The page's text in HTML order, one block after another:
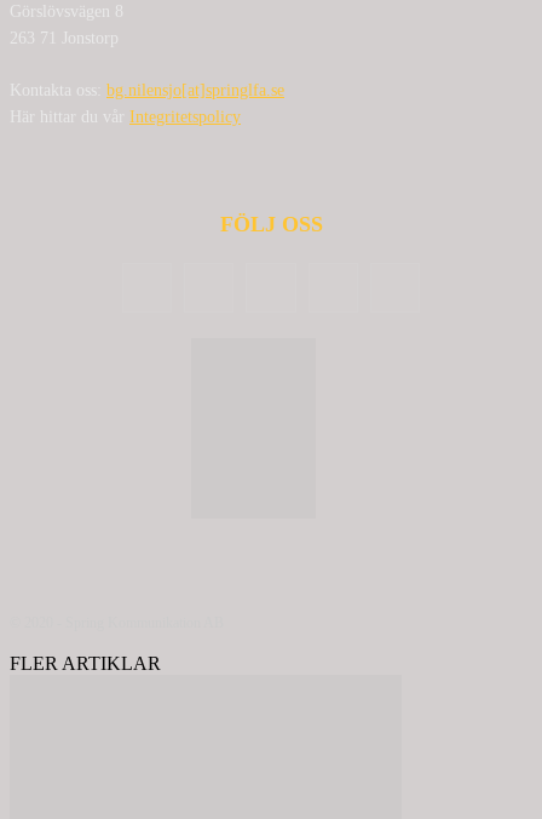
Görslövsvägen 8
263 71 Jonstorp
Kontakta oss: bg.nilensjo[at]springlfa.se
Här hittar du vår Integritetspolicy
FÖLJ OSS
FLER ARTIKLAR